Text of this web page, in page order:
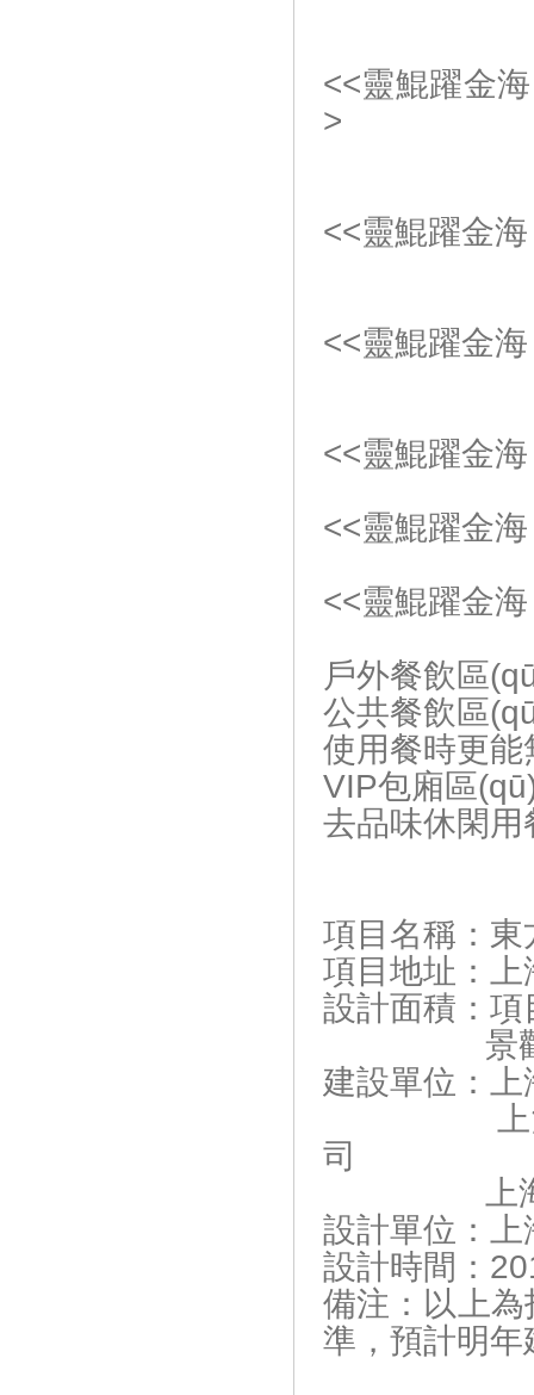
<<靈鯤躍金
>
<<靈鯤躍金海
<<靈鯤躍金
<<靈鯤躍金海
<<靈鯤躍金海
<<靈鯤躍金
戶外餐飲區
公共餐飲區(qū)
使用餐時更
VIP包廂區
去品味休閑用餐
項目名稱：
項目地址：
設計面積：項
景觀占地
建設單位：上
上海奉賢
司
上海協
設計單位：上
設計時間：
備注：以上為
準，預計明